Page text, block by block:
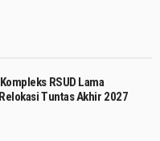
RSUD Lama
Tuntas Akhir 2027